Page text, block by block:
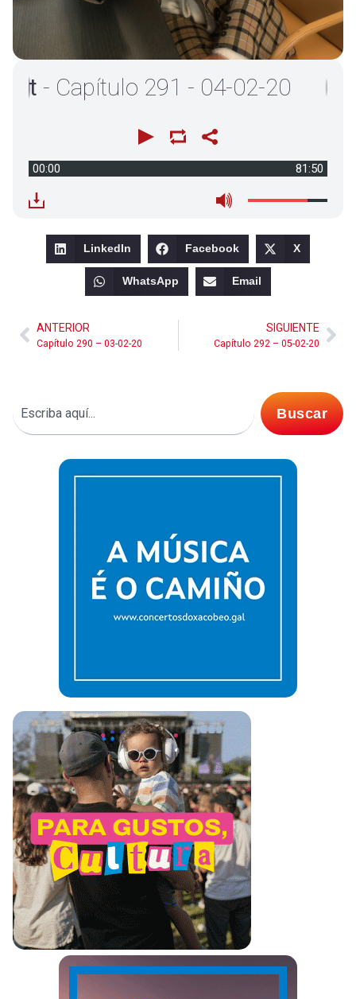
Capítulo 291 - 04-02-20
00:00 81:50
LinkedIn Facebook X
WhatsApp Email
ANTERIOR
Capítulo 290 – 03-02-20
SIGUIENTE
Capítulo 292 – 05-02-20
Buscar